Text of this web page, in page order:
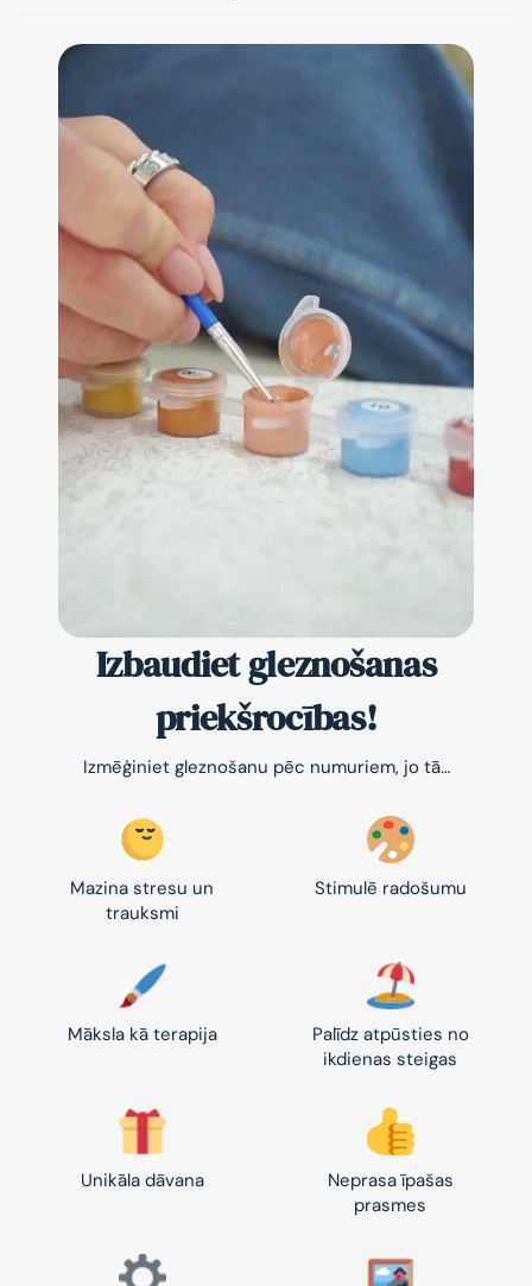
Izbaudiet gleznošanas
priekšrocības!
Izmēģiniet gleznošanu pēc numuriem, jo tā…
Mazina stresu un
trauksmi
Stimulē radošumu
Māksla kā terapija
Palīdz atpūsties no
ikdienas steigas
Unikāla dāvana
Neprasa īpašas
prasmes